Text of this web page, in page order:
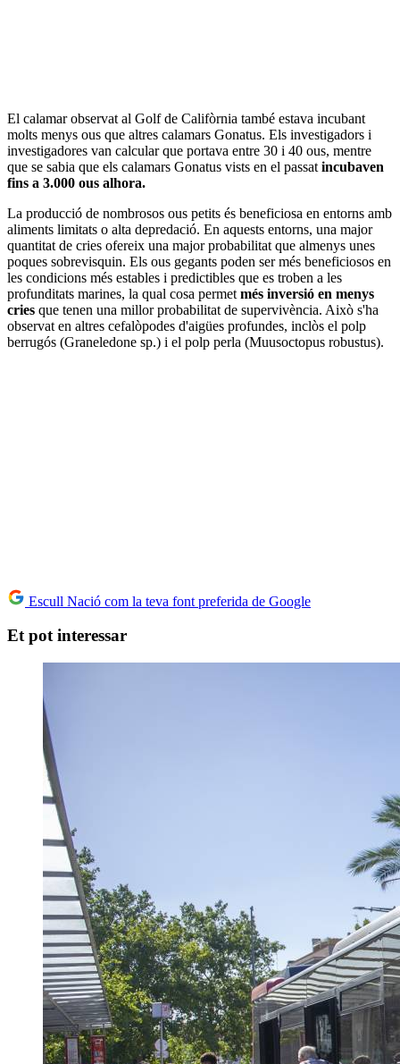
El calamar observat al Golf de Califòrnia també estava incubant
molts menys ous que altres calamars Gonatus. Els investigadors i
investigadores van calcular que portava entre 30 i 40 ous, mentre
que se sabia que els calamars Gonatus vists en el passat incubaven
fins a 3.000 ous alhora.
La producció de nombrosos ous petits és beneficiosa en entorns amb
aliments limitats o alta depredació. En aquests entorns, una major
quantitat de cries ofereix una major probabilitat que almenys unes
poques sobrevisquin. Els ous gegants poden ser més beneficiosos en
les condicions més estables i predictibles que es troben a les
profunditats marines, la qual cosa permet més inversió en menys
cries que tenen una millor probabilitat de supervivència. Això s'ha
observat en altres cefalòpodes d'aigües profundes, inclòs el polp
berrugós (Graneledone sp.) i el polp perla (Muusoctopus robustus).
Escull Nació com la teva font preferida de Google
Et pot interessar